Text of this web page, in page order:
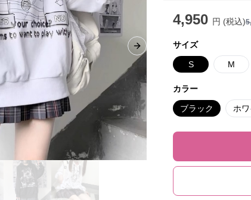
Next slide
4,950 円 (税込)
サイズ
S M
カラー
ブラック ホワ